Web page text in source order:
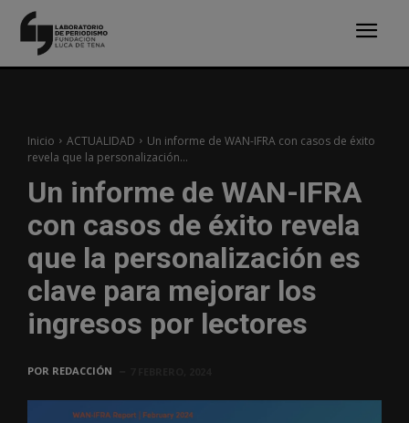
Inicio ACTUALIDAD
Un informe de WAN-IFRA con casos de éxito
revela que la personalización...
Un informe de WAN-IFRA
con casos de éxito revela
que la personalización es
clave para mejorar los
ingresos por lectores
POR REDACCIÓN